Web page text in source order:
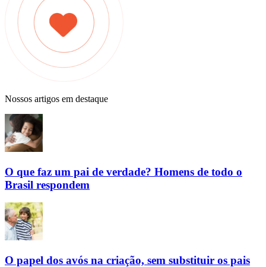
Nossos artigos em destaque
O que faz um pai de verdade? Homens de todo o
Brasil respondem
O papel dos avós na criação, sem substituir os pais